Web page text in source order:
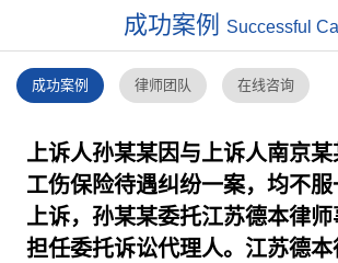
成功案例 Successful
成功案例 律师团队 在线咨询
上诉人孙某某因与上诉人南京某
工伤保险待遇纠纷一案，均不
上诉，孙某某委托江苏德本律
担任委托诉讼代理人。江苏德